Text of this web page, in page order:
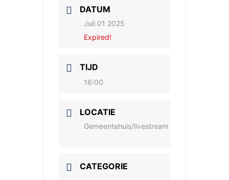
DATUM
Juli 01 2025
Expired!
TIJD
16:00
LOCATIE
Gemeentehuis/livestream
CATEGORIE